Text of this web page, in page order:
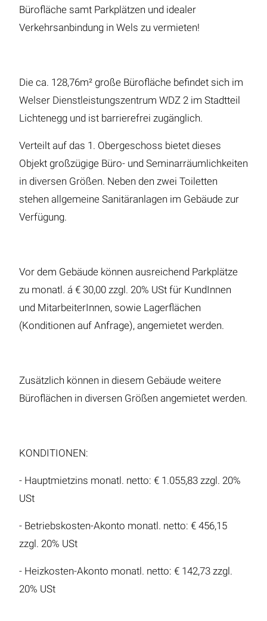
Bürofläche samt Parkplätzen und idealer
Verkehrsanbindung in Wels zu vermieten!
Die ca. 128,76m² große Bürofläche befindet sich im
Welser Dienstleistungszentrum WDZ 2 im Stadtteil
Lichtenegg und ist barrierefrei zugänglich.
Verteilt auf das 1. Obergeschoss bietet dieses
Objekt großzügige Büro- und Seminarräumlichkeiten
in diversen Größen. Neben den zwei Toiletten
stehen allgemeine Sanitäranlagen im Gebäude zur
Verfügung.
Vor dem Gebäude können ausreichend Parkplätze
zu monatl. á € 30,00 zzgl. 20% USt für KundInnen
und MitarbeiterInnen, sowie Lagerflächen
(Konditionen auf Anfrage), angemietet werden.
Zusätzlich können in diesem Gebäude weitere
Büroflächen in diversen Größen angemietet werden.
KONDITIONEN:
- Hauptmietzins monatl. netto: € 1.055,83 zzgl. 20%
USt
- Betriebskosten-Akonto monatl. netto: € 456,15
zzgl. 20% USt
- Heizkosten-Akonto monatl. netto: € 142,73 zzgl.
20% USt